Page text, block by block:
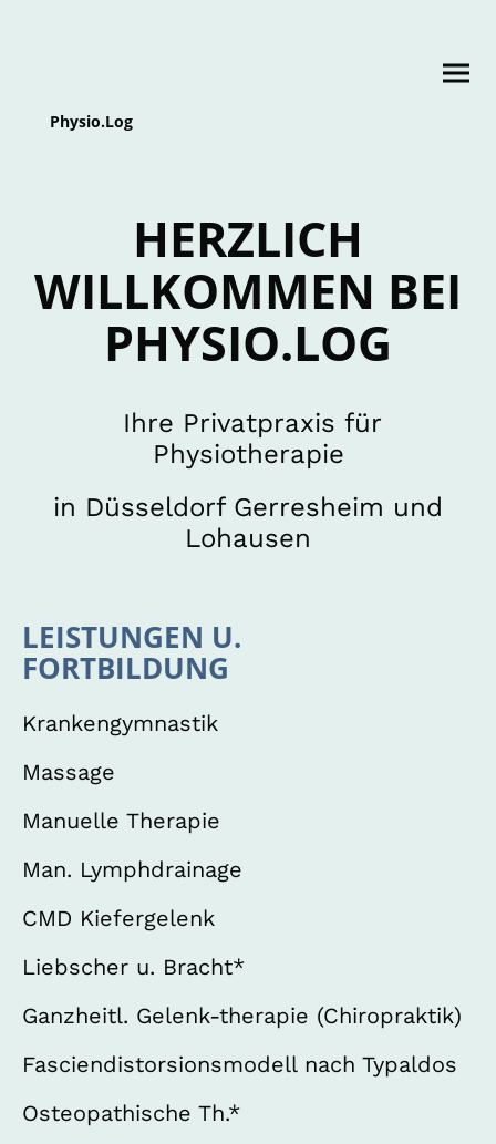
Physio.Log
HERZLICH
WILLKOMMEN BEI
PHYSIO.LOG
Ihre Privatpraxis für
Physiotherapie
in Düsseldorf Gerresheim und
Lohausen
LEISTUNGEN U.
FORTBILDUNG
Krankengymnastik
Massage
Manuelle Therapie
Man. Lymphdrainage
CMD Kiefergelenk
Liebscher u. Bracht*
Ganzheitl. Gelenk-therapie (Chiropraktik)
Fasciendistorsionsmodell nach Typaldos
Osteopathische Th.*